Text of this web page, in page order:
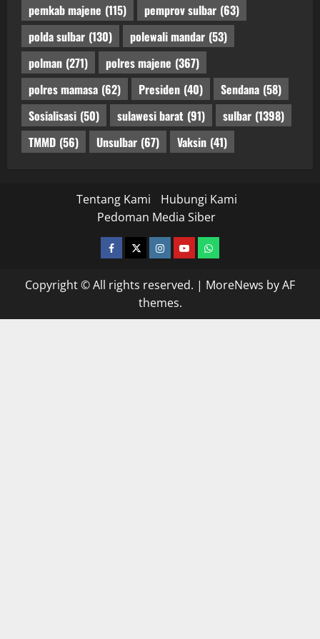
pemkab majene (115) pemprov sulbar (63)
polda sulbar (130) polewali mandar (53)
polman (271) polres majene (367)
polres mamasa (62) Presiden (40) Sendana (58)
Sosialisasi (50) sulawesi barat (91) sulbar (1398)
TMMD (56) Unsulbar (67) Vaksin (41)
Tentang Kami
Hubungi Kami
Pedoman Media Siber
facebooktwitterinstagram.com
youtubewhatsapp
Copyright © All rights reserved. | MoreNews by AF
themes.